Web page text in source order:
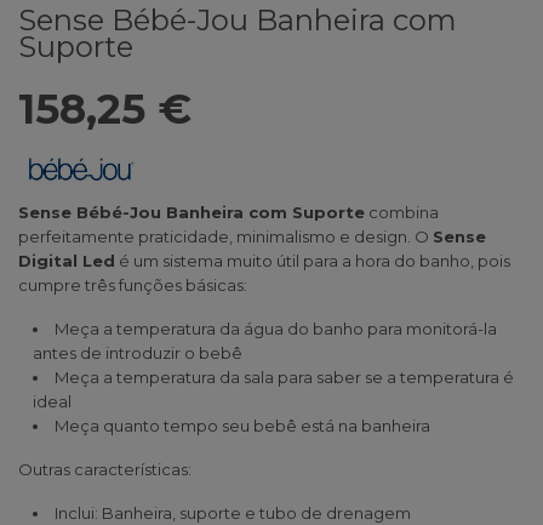
Sense Bébé-Jou Banheira com
Suporte
158,25 €
Sense Bébé-Jou Banheira com Suporte combina
perfeitamente praticidade, minimalismo e design. O Sense
Digital Led é um sistema muito útil para a hora do banho, pois
cumpre três funções básicas:
Meça a temperatura da água do banho para monitorá-la
antes de introduzir o bebê
Meça a temperatura da sala para saber se a temperatura é
ideal
Meça quanto tempo seu bebê está na banheira
Outras características:
Inclui: Banheira, suporte e tubo de drenagem